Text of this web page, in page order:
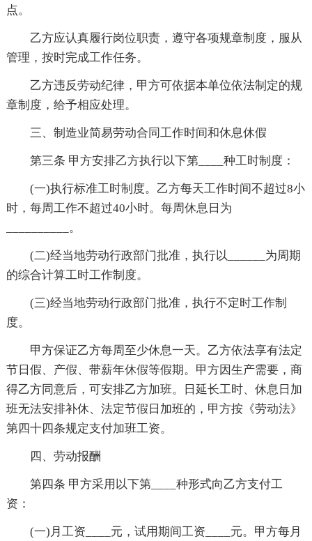
点。
乙方应认真履行岗位职责，遵守各项规章制度，服从
管理，按时完成工作任务。
乙方违反劳动纪律，甲方可依据本单位依法制定的规
章制度，给予相应处理。
三、制造业简易劳动合同工作时间和休息休假
第三条 甲方安排乙方执行以下第____种工时制度：
(一)执行标准工时制度。乙方每天工作时间不超过8小
时，每周工作不超过40小时。每周休息日为
__________。
(二)经当地劳动行政部门批准，执行以______为周期
的综合计算工时工作制度。
(三)经当地劳动行政部门批准，执行不定时工作制
度。
甲方保证乙方每周至少休息一天。乙方依法享有法定
节日假、产假、带薪年休假等假期。甲方因生产需要，商
得乙方同意后，可安排乙方加班。日延长工时、休息日加
班无法安排补休、法定节假日加班的，甲方按《劳动法》
第四十四条规定支付加班工资。
四、劳动报酬
第四条 甲方采用以下第____种形式向乙方支付工
资：
(一)月工资____元，试用期间工资____元。甲方每月